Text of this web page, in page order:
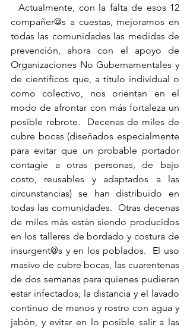
compañer@s a cuestas, mejoramos en
todas las comunidades las medidas de
prevención, ahora con el apoyo de
Organizaciones No Gubernamentales y
de científicos que, a título individual o
como colectivo, nos orientan en el
modo de afrontar con más fortaleza un
posible rebrote.  Decenas de miles de
cubre bocas (diseñados especialmente
para evitar que un probable portador
contagie a otras personas, de bajo
costo, reusables y adaptados a las
circunstancias) se han distribuido en
todas las comunidades.  Otras decenas
de miles más están siendo producidos
en los talleres de bordado y costura de
insurgent@s y en los poblados.  El uso
masivo de cubre bocas, las cuarentenas
de dos semanas para quienes pudieran
estar infectados, la distancia y el lavado
continuo de manos y rostro con agua y
jabón, y evitar en lo posible salir a las